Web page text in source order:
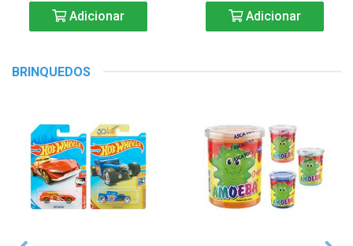
Adicionar Adicionar
BRINQUEDOS